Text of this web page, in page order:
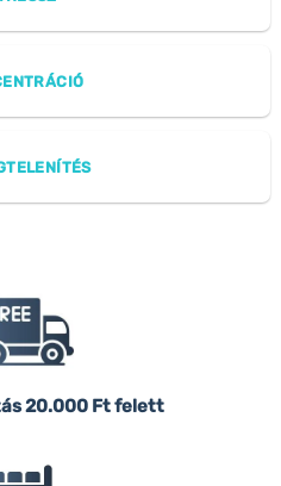
20.000 Ft felett